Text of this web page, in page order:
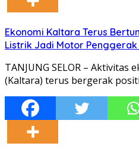
Ekonomi Kaltara Terus
Listrik Jadi Motor Penggerak
TANJUNG SELOR – Aktivitas
(Kaltara) terus bergerak